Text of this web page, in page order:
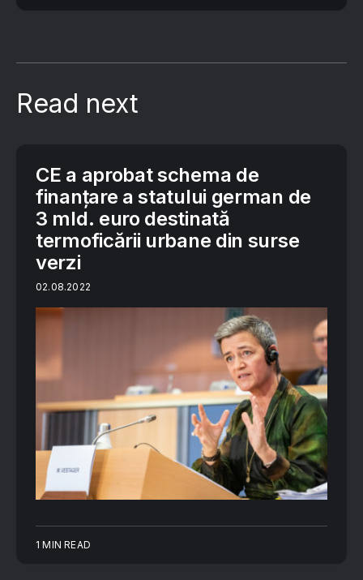
Read next
CE a aprobat schema de
finanțare a statului german de
3 mld. euro destinată
termoficării urbane din surse
verzi
02.08.2022
1 MIN READ